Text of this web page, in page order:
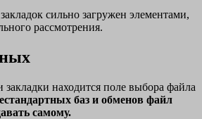
сильно загружен элементами,
рассмотрения.
находится поле выбора файла
баз и обменов файл
самому.